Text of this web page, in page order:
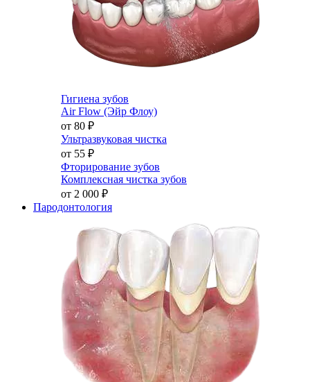
Гигиена зубов
Air Flow (Эйр Флоу)
от 80 ₽
Ультразвуковая чистка
от 55 ₽
Фторирование зубов
Комплексная чистка зубов
от 2 000 ₽
Пародонтология